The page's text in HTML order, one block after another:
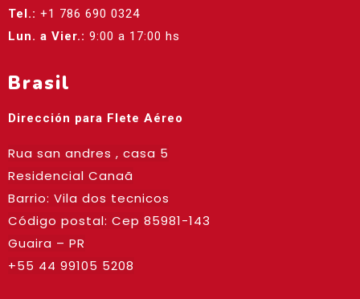
Tel.: +1 786 690 0324
Lun. a Vier.: 9:00 a 17:00 hs
Brasil
Dirección para Flete Aéreo
Rua san andres , casa 5
Residencial Canaã
Barrio: Vila dos tecnicos
Código postal: Cep 85981-143
Guaira – PR
+55 44 99105 5208